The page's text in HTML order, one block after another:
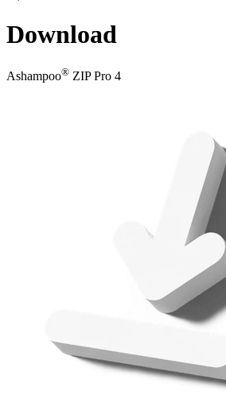
Download
Ashampoo® ZIP Pro 4